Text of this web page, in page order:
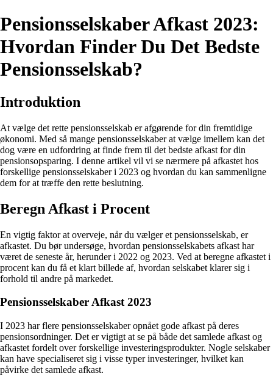
Pensionsselskaber Afkast 2023:
Hvordan Finder Du Det Bedste
Pensionsselskab?
Introduktion
At vælge det rette pensionsselskab er afgørende for din fremtidige
økonomi. Med så mange pensionsselskaber at vælge imellem kan det
dog være en udfordring at finde frem til det bedste afkast for din
pensionsopsparing. I denne artikel vil vi se nærmere på afkastet hos
forskellige pensionsselskaber i 2023 og hvordan du kan sammenligne
dem for at træffe den rette beslutning.
Beregn Afkast i Procent
En vigtig faktor at overveje, når du vælger et pensionsselskab, er
afkastet. Du bør undersøge, hvordan pensionsselskabets afkast har
været de seneste år, herunder i 2022 og 2023. Ved at beregne afkastet i
procent kan du få et klart billede af, hvordan selskabet klarer sig i
forhold til andre på markedet.
Pensionsselskaber Afkast 2023
I 2023 har flere pensionsselskaber opnået gode afkast på deres
pensionsordninger. Det er vigtigt at se på både det samlede afkast og
afkastet fordelt over forskellige investeringsprodukter. Nogle selskaber
kan have specialiseret sig i visse typer investeringer, hvilket kan
påvirke det samlede afkast.